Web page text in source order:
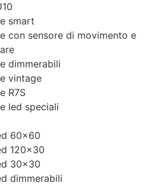
smart
con sensore di movimento e
dimmerabili
vintage
R7S
led speciali
60×60
120×30
30×30
dimmerabili